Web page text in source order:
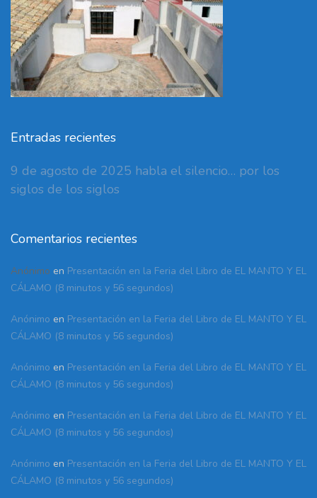
Entradas recientes
9 de agosto de 2025 habla el silencio… por los
siglos de los siglos
Comentarios recientes
Anónimo en Presentación en la Feria del Libro de EL MANTO Y EL
CÁLAMO (8 minutos y 56 segundos)
Anónimo en Presentación en la Feria del Libro de EL MANTO Y EL
CÁLAMO (8 minutos y 56 segundos)
Anónimo en Presentación en la Feria del Libro de EL MANTO Y EL
CÁLAMO (8 minutos y 56 segundos)
Anónimo en Presentación en la Feria del Libro de EL MANTO Y EL
CÁLAMO (8 minutos y 56 segundos)
Anónimo en Presentación en la Feria del Libro de EL MANTO Y EL
CÁLAMO (8 minutos y 56 segundos)